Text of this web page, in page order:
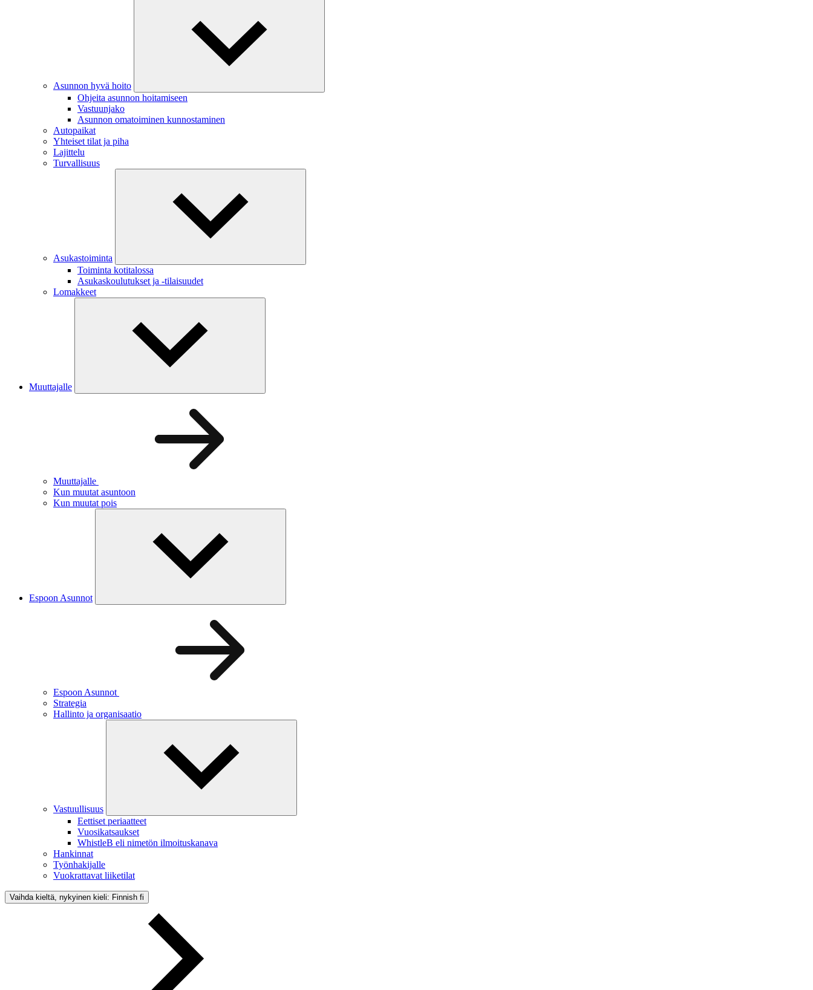
Asunnon hyvä hoito
Ohjeita asunnon hoitamiseen
Vastuunjako
Asunnon omatoiminen kunnostaminen
Autopaikat
Yhteiset tilat ja piha
Lajittelu
Turvallisuus
Asukastoiminta
Toiminta kotitalossa
Asukaskoulutukset ja -tilaisuudet
Lomakkeet
Muuttajalle
Muuttajalle
Kun muutat asuntoon
Kun muutat pois
Espoon Asunnot
Espoon Asunnot
Strategia
Hallinto ja organisaatio
Vastuullisuus
Eettiset periaatteet
Vuosikatsaukset
WhistleB eli nimetön ilmoituskanava
Hankinnat
Työnhakijalle
Vuokrattavat liiketilat
Vaihda kieltä, nykyinen kieli: Finnish fi